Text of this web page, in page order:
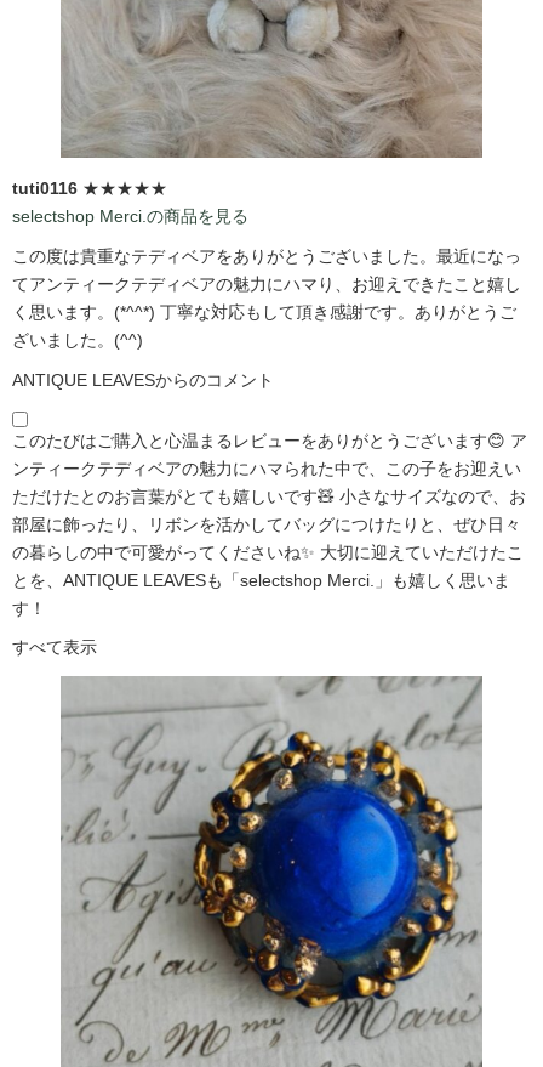
tuti0116 ★★★★★
selectshop Merci.の商品を見る
この度は貴重なテディベアをありがとうございました。最近になっ
てアンティークテディベアの魅力にハマり、お迎えできたこと嬉し
く思います。(*^^*) 丁寧な対応もして頂き感謝です。ありがとうご
ざいました。(^^)
ANTIQUE LEAVESからのコメント
このたびはご購入と心温まるレビューをありがとうございます😊 ア
ンティークテディベアの魅力にハマられた中で、この子をお迎えい
ただけたとのお言葉がとても嬉しいです🧸 小さなサイズなので、お
部屋に飾ったり、リボンを活かしてバッグにつけたりと、ぜひ日々
の暮らしの中で可愛がってくださいね✨ 大切に迎えていただけたこ
とを、ANTIQUE LEAVESも「selectshop Merci.」も嬉しく思いま
す！
すべて表示